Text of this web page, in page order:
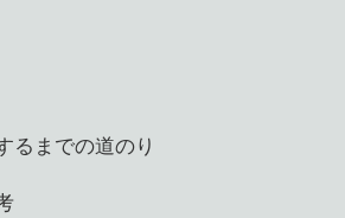
るまでの道のり